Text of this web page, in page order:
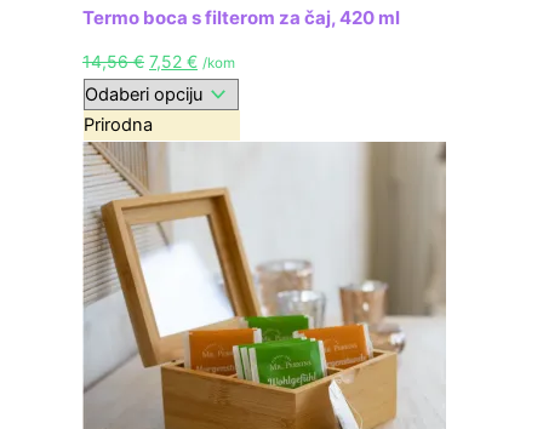
Termo boca s filterom za čaj, 420 ml
14,56€ 7,52 € /kom
Prirodna